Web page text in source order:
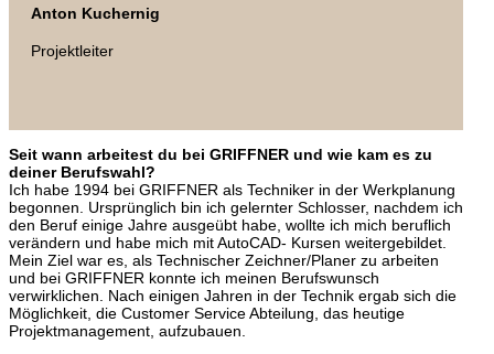
Anton Kuchernig
Projektleiter
Seit wann arbeitest du bei GRIFFNER und wie kam es zu
deiner Berufswahl?
Ich habe 1994 bei GRIFFNER als Techniker in der Werkplanung
begonnen. Ursprünglich bin ich gelernter Schlosser, nachdem ich
den Beruf einige Jahre ausgeübt habe, wollte ich mich beruflich
verändern und habe mich mit AutoCAD- Kursen weitergebildet.
Mein Ziel war es, als Technischer Zeichner/Planer zu arbeiten
und bei GRIFFNER konnte ich meinen Berufswunsch
verwirklichen. Nach einigen Jahren in der Technik ergab sich die
Möglichkeit, die Customer Service Abteilung, das heutige
Projektmanagement, aufzubauen.